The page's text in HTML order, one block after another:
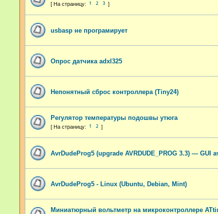
1 2 3
usbasp не програмирует
Опрос датчика adxl325
Непонятный сброс контроллера (Tiny24)
Регулятор температуры подошвы утюга
1 2
AvrDudeProg5 (upgrade AVRDUDE_PROG 3.3) — GUI
AvrDudeProg5 - Linux (Ubuntu, Debian, Mint)
Миниатюрный вольтметр на микроконтроллере